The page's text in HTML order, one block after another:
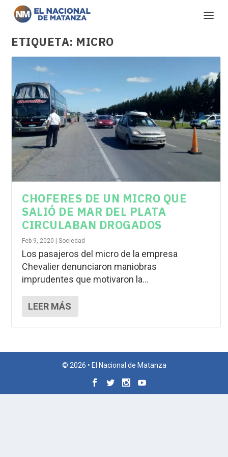
ETIQUETA: MICRO
CHOFERES DE UN MICRO QUE
SALIÓ DE MAR DEL PLATA
CIRCULABAN DROGADOS
Feb 9, 2020 |Sociedad
Los pasajeros del micro de la empresa
Chevalier denunciaron maniobras
imprudentes que motivaron la...
LEER MÁS
© 2026 • El Nacional de Matanza